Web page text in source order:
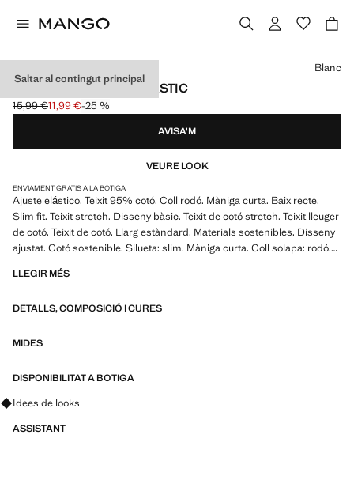
Saltar al contingut principal
SAMARRETA COTÓ ELÀSTIC
Preu inicial ratllat [15,99 € ]
15,99 €
Preu actual [11,99 € ]
11,99 €-25 %
Selecciona un color
Blanc
AVISA'M
VEURE LOOK
ENVIAMENT GRATIS A LA BOTIGA
Ajuste elástico. Teixit 95% cotó. Coll rodó. Màniga curta. Baix recte.
Slim fit. Teixit stretch. Disseny bàsic. Teixit de cotó stretch. Teixit lleuger
de cotó. Teixit de cotó. Llarg estàndard. Materials sostenibles. Disseny
ajustat. Cotó sostenible. Silueta: slim. Màniga curta. Coll solapa: rodó.
l'impacte que té la producció d'aquestes peces en el planeta. Cultivar
ajuda a estalviar aigua, energia i manté les terres de cultiu netes
LLEGIR MÉS
DETALLS, COMPOSICIÓ I CURES
MIDES
DISPONIBILITAT A BOTIGA
Pregunta per looks, peces i tendències
Idees de looks
ASSISTANT